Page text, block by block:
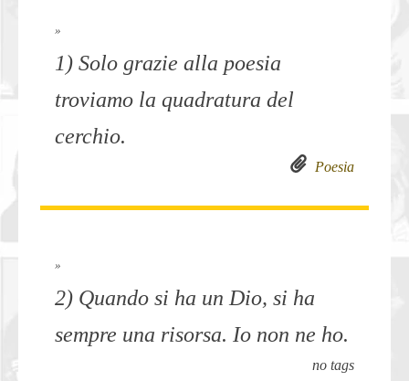
»
1) Solo grazie alla poesia
troviamo la quadratura del
cerchio.
Poesia
»
2) Quando si ha un Dio, si ha
sempre una risorsa. Io non ne ho.
no tags